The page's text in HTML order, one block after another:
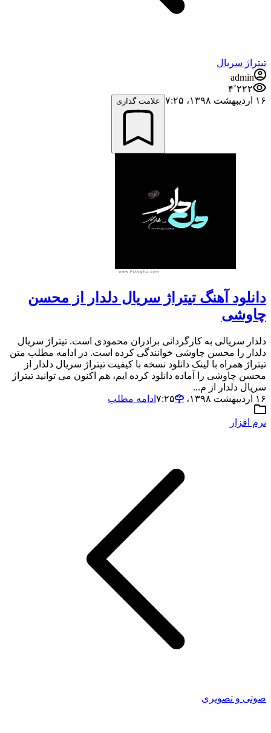
تیتراژ سریال
admin
۴٬۲۲۲
۱۶ اردیبهشت ۱۳۹۸،‏ ۷:۲۵
علامت گذاری
دانلود آهنگ تیتراژ سریال دلدار از محسن
چاوشی
دلدار سریالی به کارگردانی برادران محمودی است. تیتراژ سریال
دلدار را محسن چاوشی خوانندگی کرده است. در ادامه مطلب متن
تیتراژ همراه با لینک دانلود نسخه با کیفیت تیتراژ سریال دلدار از
محسن چاوشی را آماده دانلود کرده ایم، هم اکنون می توانید تیتراژ
سریال دلدار از م...
۱۶ اردیبهشت ۱۳۹۸،‏ ۷:۲۵
ادامه مطلب
نرم افزار
صوتی و تصویری